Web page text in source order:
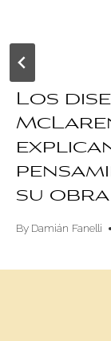
Los
su
By Damián Fanelli